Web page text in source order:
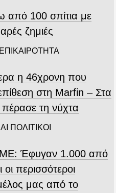
από 100 σπίτια με
ζημιές
η 46χρονη που
στη Marfin – Στα
τη νύχτα
ΠΟΛΙΤΙΚΟΙ
Έφυγαν 1.000 από
περισσότεροι
μας από το